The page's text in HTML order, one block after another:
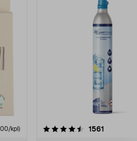
kpl) 1561
4.5viidestä